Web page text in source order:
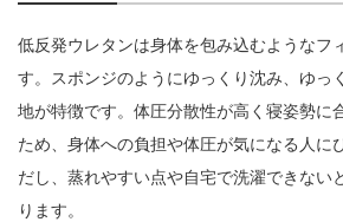
低反発ウレタンは身体を包み込むようなフ
す。スポンジのようにゆっくり沈み、ゆっ
地が特徴です。体圧分散性が高く寝姿勢に
ため、身体への負担や体圧が気になる人に
だし、蒸れやすい点や自宅で洗濯できない
ります。